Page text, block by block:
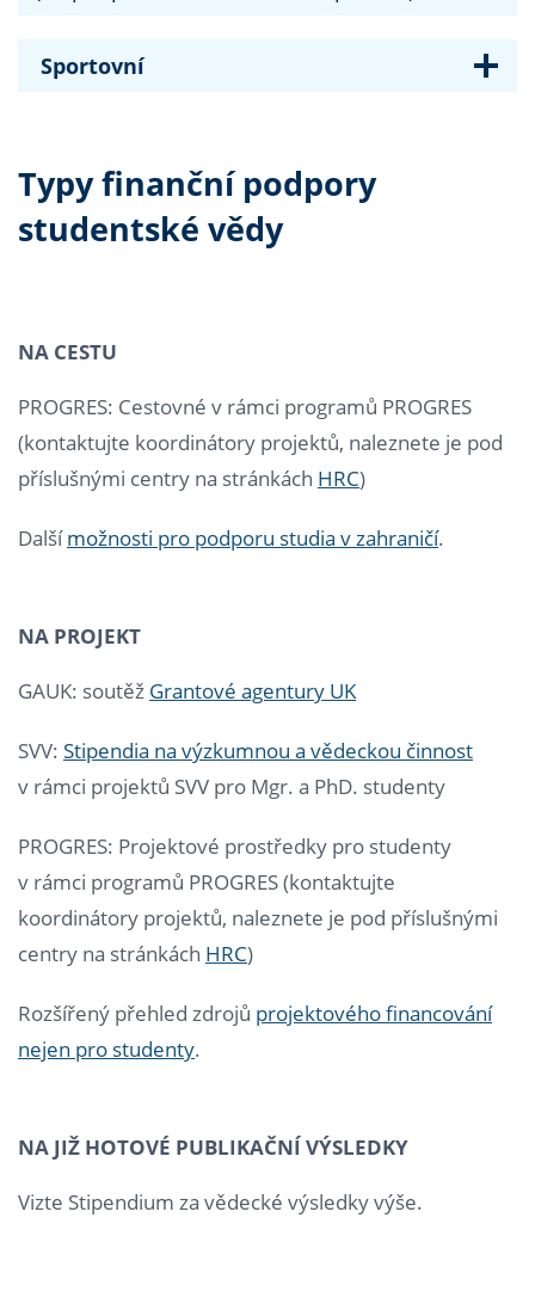
Sportovní
Typy finanční podpory
studentské vědy
NA CESTU
PROGRES: Cestovné v rámci programů PROGRES
(kontaktujte koordinátory projektů, naleznete je pod
příslušnými centry na stránkách HRC)
Dalšímožnosti pro podporu studia v zahraničí.
NA PROJEKT
GAUK: soutěž Grantové agentury UK
SVV: Stipendia na výzkumnou a vědeckou činnost
v rámci projektů SVV pro Mgr. a PhD. studenty
PROGRES: Projektové prostředky pro studenty
v rámci programů PROGRES (kontaktujte
koordinátory projektů, naleznete je pod příslušnými
centry na stránkách HRC)
Rozšířený přehled zdrojů projektového financování
nejen pro studenty.
NA JIŽ HOTOVÉ PUBLIKAČNÍ VÝSLEDKY
Vizte Stipendium za vědecké výsledky výše.